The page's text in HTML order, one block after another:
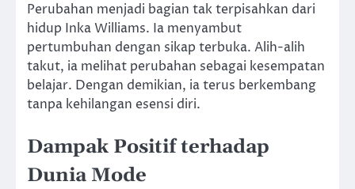
Perubahan menjadi bagian tak terpisahkan dari
hidup Inka Williams. Ia menyambut
pertumbuhan dengan sikap terbuka. Alih-alih
takut, ia melihat perubahan sebagai kesempatan
belajar. Dengan demikian, ia terus berkembang
tanpa kehilangan esensi diri.
Dampak Positif terhadap
Dunia Mode